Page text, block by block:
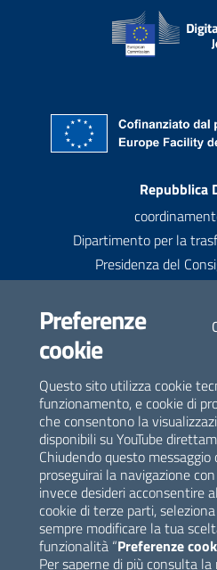
Preferenze
cookie
Questo sito utilizza cookie
funzionamento, e cookie di
che consentono la
disponibili su YouTube
Chiudendo questo messaggio
proseguirai la navigazione
invece desideri acconsentire
cookie di terze parti, seleziona
sempre modificare la tua
funzionalità “Preferenze
Per saperne di più consulta
Repubblica
Dipartimento per la
Presidenza del
Iscriviti alla
Seguici